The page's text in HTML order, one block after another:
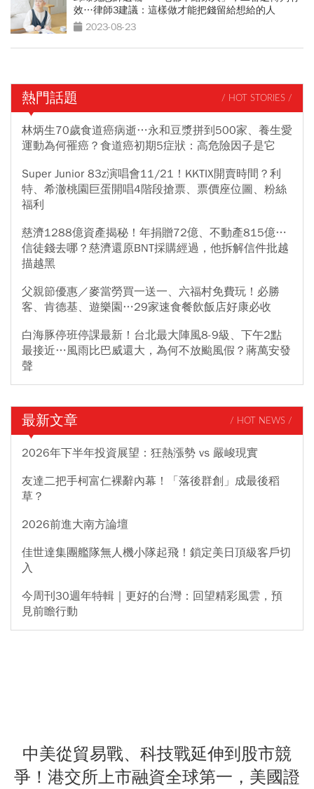
效…律師3建議：這樣做才能把錢留給想給的人
2023-08-23
熱門話題 / HOT STORIES /
林炳生70歲食道癌病逝…永和豆漿拼到500家、養生愛
運動為何罹癌？食道癌初期5症狀：高危險因子是它
Super Junior 83z演唱會11/21！KKTIX開賣時間？利
特、希澈桃園巨蛋開唱4階段搶票、票價座位圖、粉絲
福利
慈濟1288億資產揭秘！年捐贈72億、不動產815億…
信徒錢去哪？慈濟還原BNT採購經過，他拆解信件批越
描越黑
父親節優惠／麥當勞買一送一、六福村免費玩！必勝
客、肯德基、遊樂園…29家速食餐飲飯店好康必收
白海豚停班停課最新！台北最大陣風8-9級、下午2點
最接近…風雨比巴威還大，為何不放颱風假？蔣萬安發
聲
最新文章 / HOT NEWS /
2026年下半年投資展望：狂熱漲勢 vs 嚴峻現實
友達二把手柯富仁裸辭內幕！「落後群創」成最後稻
草？
2026前進大南方論壇
佳世達集團艦隊無人機小隊起飛！鎖定美日頂級客戶切
入
今周刊30週年特輯｜更好的台灣：回望精彩風雲，預
見前瞻行動
中美從貿易戰、科技戰延伸到股市競
爭！港交所上市融資全球第一，美國證